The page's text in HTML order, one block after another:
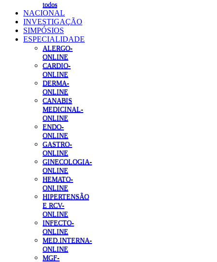
todos
NACIONAL
INVESTIGAÇÃO
SIMPÓSIOS
ESPECIALIDADE
ALERGO-
ONLINE
CARDIO-
ONLINE
DERMA-
ONLINE
CANABIS
MEDICINAL-
ONLINE
ENDO-
ONLINE
GASTRO-
ONLINE
GINECOLOGIA-
ONLINE
HEMATO-
ONLINE
HIPERTENSÃO
E RCV-
ONLINE
INFECTO-
ONLINE
MED.INTERNA-
ONLINE
MGF-